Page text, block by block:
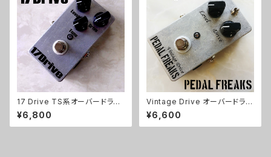
17 Drive TS系オーバードライ
ブキット【BASIC KIT】
¥6,800
Vintage Drive オーバードライ
ブキット【PEDAL FREAKS】
¥6,600